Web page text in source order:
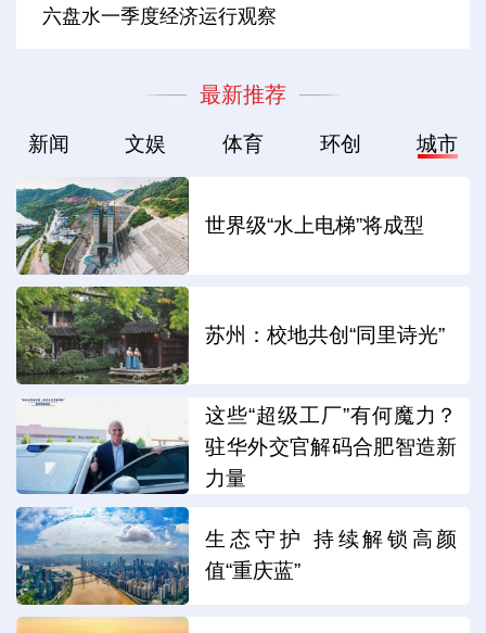
六盘水一季度经济运行观察
最新推荐
新闻 文娱 体育 环创 城市
世界级“水上电梯”将成型
苏州：校地共创“同里诗光”
这些“超级工厂”有何魔力？
驻华外交官解码合肥智造新
力量
生态守护 持续解锁高颜
值“重庆蓝”